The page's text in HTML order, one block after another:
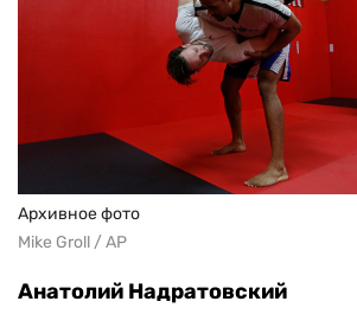
Архивное фото
Mike Groll / AP
Анатолий Надратовский